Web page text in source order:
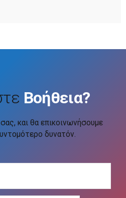
Βοήθεια?
και θα επικοινωνήσουμε
δυνατόν.